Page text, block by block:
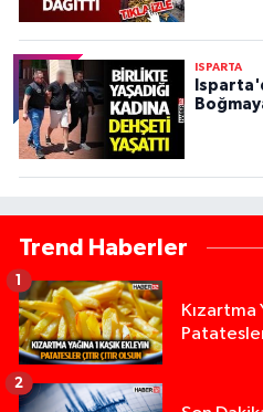
ISPARTA
Trend Haberler
Kızartma
Patatesler
1
2